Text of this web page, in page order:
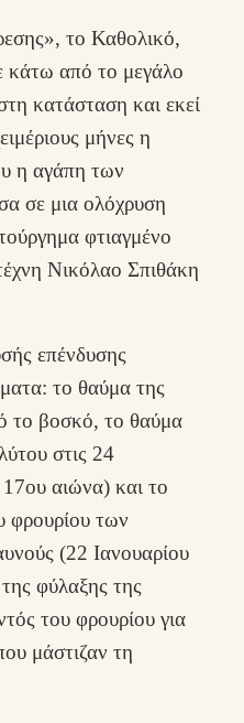
το Καθολικό,
κάτω από το μεγάλο
κατάσταση και εκεί
μήνες η
η αγάπη των
σε μια ολόχρυση
φτιαγμένο
Νικόλαο Σπιθάκη
επένδυσης
το θαύμα της
το βοσκό, το θαύμα
στις 24
αιώνα) και το
φρουρίου των
(22 Ιανουαρίου
φύλαξης της
του φρουρίου για
μάστιζαν τη